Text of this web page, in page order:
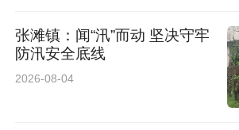
张滩镇：闻“汛”而动 坚决守牢
防汛安全底线
2026-08-04